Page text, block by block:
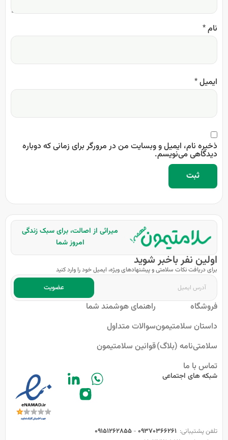
نام*
ایمیل*
ذخیره نام، ایمیل و وبسایت من در مرورگر برای زمانی که دوباره
دیدگاهی می‌نویسم.
میراثی از اصالت، برای سبک زندگی
امروز شما
اولین نفر باخبر شوید
برای دریافت نکات سلامتی و پیشنهادهای ویژه، ایمیل خود را وارد کنید
عضویت
فروشگاه
داستان سلامتیمون
سلامتی‌نامه (بلاگ)
تماس با ما
راهنمای هوشمند شما
سوالات متداول
قوانین سلامتیمون
شبکه های اجتماعی
تلفن پشتیبانی: 09370366261
-
09151262855